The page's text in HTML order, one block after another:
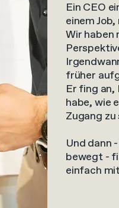
Ein CEO
einem
Wir haben
früher
Er fing an,
habe, wie
Zugang
Und dann
bewegt -
einfach